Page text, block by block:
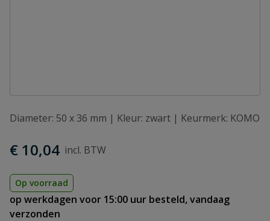
Diameter: 50 x 36 mm | Kleur: zwart | Keurmerk: KOMO
€ 10,04
Op voorraad
op werkdagen voor 15:00 uur besteld, vandaag
verzonden